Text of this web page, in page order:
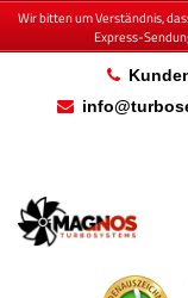
Wir bitten um Verständnis,
Express-